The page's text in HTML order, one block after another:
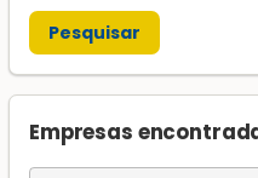
Pesquisar
Empresas